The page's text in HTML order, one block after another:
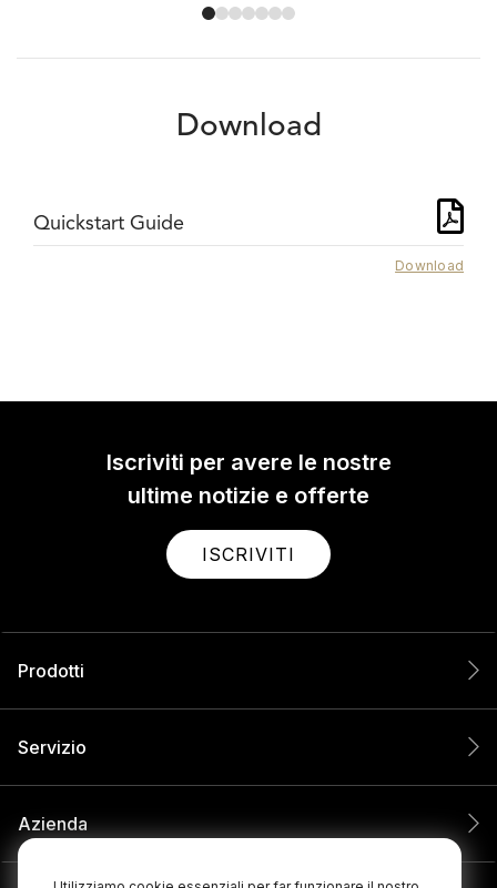
Download
Quickstart Guide
Download
Iscriviti per avere le nostre
ultime notizie e offerte
ISCRIVITI
Prodotti
Servizio
Azienda